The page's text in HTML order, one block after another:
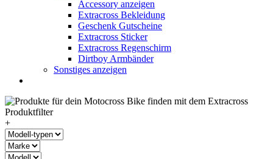
Accessory anzeigen
Extracross Bekleidung
Geschenk Gutscheine
Extracross Sticker
Extracross Regenschirm
Dirtboy Armbänder
Sonstiges anzeigen
+